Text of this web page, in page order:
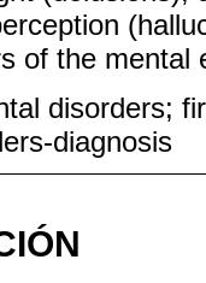
of the mental
disorders;
diagnosis